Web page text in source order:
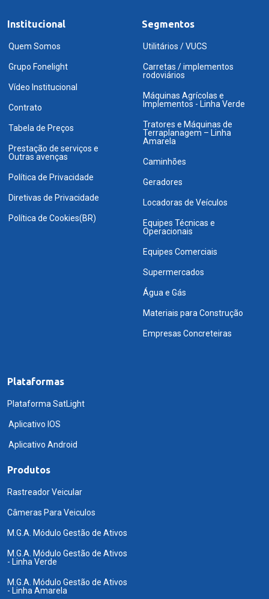
Institucional
Quem Somos
Grupo Fonelight
Vídeo Institucional
Contrato
Tabela de Preços
Prestação de serviços e
Outras avenças
Política de Privacidade
Diretivas de Privacidade
Política de Cookies(BR)
Segmentos
Utilitários / VUCS
Carretas / implementos
rodoviários
Máquinas Agrícolas e
Implementos - Linha Verde
Tratores e Máquinas de
Terraplanagem – Linha
Amarela
Caminhões
Geradores
Locadoras de Veículos
Equipes Técnicas e
Operacionais
Equipes Comerciais
Supermercados
Água e Gás
Materiais para Construção
Empresas Concreteiras
Plataformas
Plataforma SatLight
Aplicativo IOS
Aplicativo Android
Produtos
Rastreador Veicular
Câmeras Para Veiculos
M.G.A. Módulo Gestão de Ativos
M.G.A. Módulo Gestão de Ativos
- Linha Verde
M.G.A. Módulo Gestão de Ativos
- Linha Amarela